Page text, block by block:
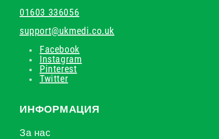
01603 336056
support@ukmedi.co.uk
Facebook
Instagram
Pinterest
Twitter
ИНФОРМАЦИЯ
За нас